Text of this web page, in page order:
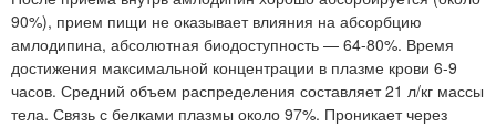
90%), прием пищи не оказывает влияния на абсорбцию
амлодипина, абсолютная биодоступность — 64-80%. Время
достижения максимальной концентрации в плазме крови 6-9
часов. Средний объем распределения составляет 21 л/кг массы
тела. Связь с белками плазмы около 97%. Проникает через